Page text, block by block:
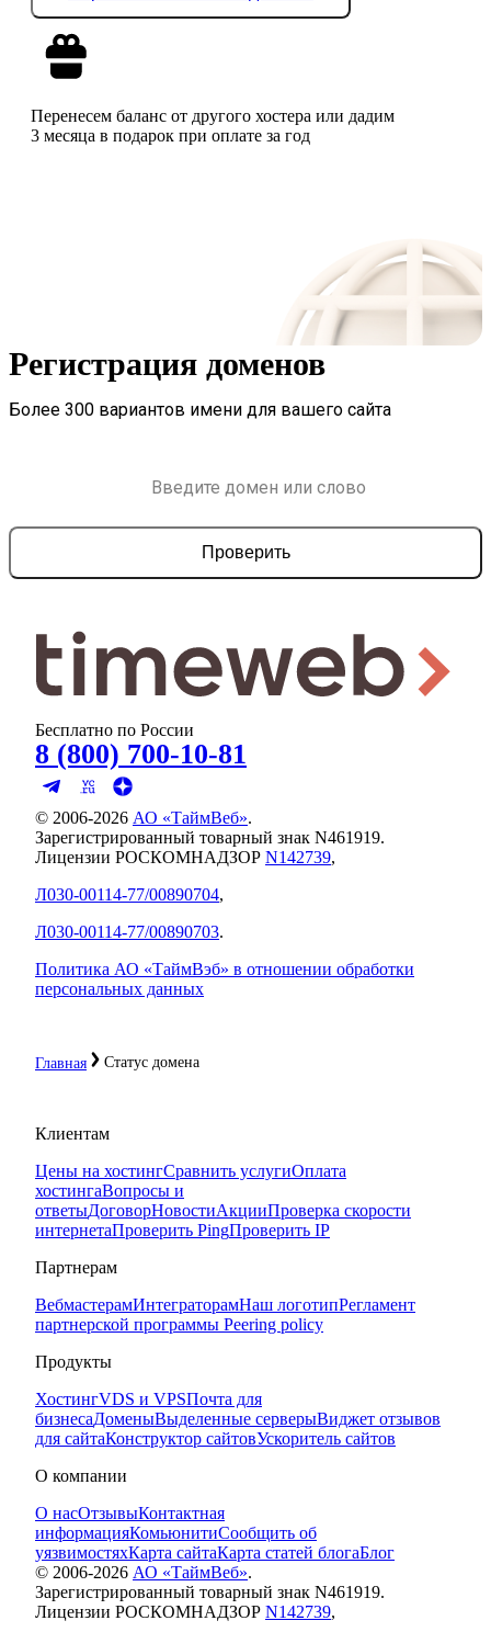
Перенесем баланс от другого хостера или дадим
3 месяца в подарок при оплате за год
Регистрация доменов
Более 300 вариантов имени для вашего сайта
Проверить
Главная Статус домена
Бесплатно по России
8 (800) 700-10-81
© 2006-2026 АО «ТаймВеб».
Зарегистрированный товарный знак N461919.
Лицензии РОСКОМНАДЗОР N142739,
Л030-00114-77/00890704,
Л030-00114-77/00890703.
Политика АО «ТаймВэб» в отношении обработки
персональных данных
Клиентам
Цены на хостингСравнить услугиОплата
хостингаВопросы и
ответыДоговорНовостиАкцииПроверка скорости
интернетаПроверить PingПроверить IP
Партнерам
ВебмастерамИнтеграторамНаш логотипРегламент
партнерской программы Peering policy
Продукты
ХостингVDS и VPSПочта для
бизнесаДоменыВыделенные серверыВиджет отзывов
для сайтаКонструктор сайтовУскоритель сайтов
О компании
О насОтзывыКонтактная
информацияКомьюнитиСообщить об
уязвимостяхКарта сайтаКарта статей блогаБлог
© 2006-2026 АО «ТаймВеб».
Зарегистрированный товарный знак N461919.
Лицензии РОСКОМНАДЗОР N142739,